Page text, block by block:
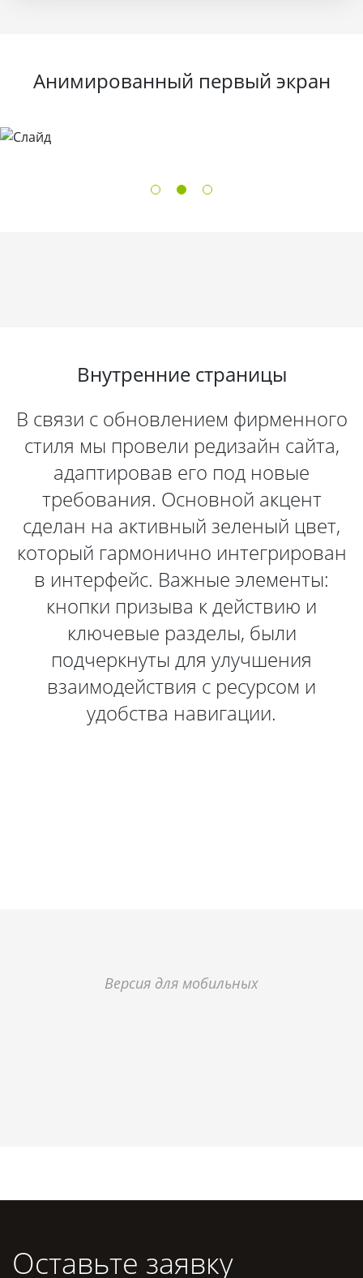
Анимированный первый экран
Внутренние страницы
В связи с обновлением фирменного
стиля мы провели редизайн сайта,
адаптировав его под новые
требования. Основной акцент
сделан на активный зеленый цвет,
который гармонично интегрирован
в интерфейс. Важные элементы:
кнопки призыва к действию и
ключевые разделы, были
подчеркнуты для улучшения
взаимодействия с ресурсом и
удобства навигации.
Версия для мобильных
Оставьте заявку